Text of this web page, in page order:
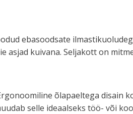
ebasoodsate
kuivana. Seljakott on
õlapaeltega disain
selle ideaalseks töö- või